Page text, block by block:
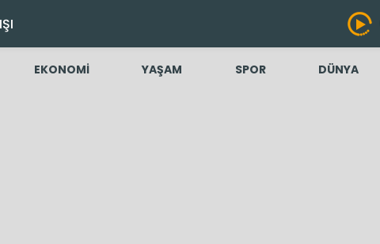
EKONOMİ YAŞAM SPOR DÜNYA